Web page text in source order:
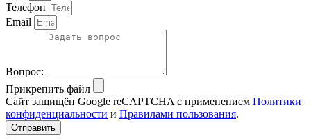
Телефон
Email
Вопрос:
Прикрепить файл
Сайт защищён Google reCAPTCHA с применением Политики
конфиденциальности и Правилами пользования.
Отправить